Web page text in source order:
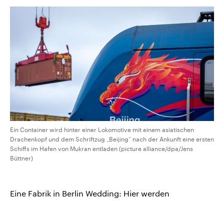
Ein Container wird hinter einer Lokomotive mit einem asiatischen
Drachenkopf und dem Schriftzug „Beijing“ nach der Ankunft eine ersten
Schiffs im Hafen von Mukran entladen (picture alliance/dpa/Jens
Büttner)
Eine Fabrik in Berlin Wedding: Hier werden